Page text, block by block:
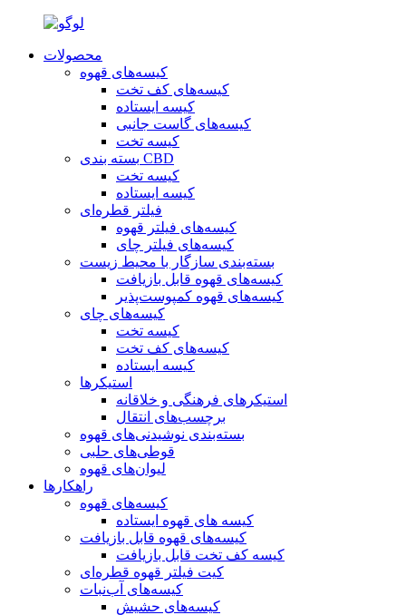
محصولات
کیسه‌های قهوه
کیسه‌های کف تخت
کیسه ایستاده
کیسه‌های گاست جانبی
کیسه تخت
بسته بندی CBD
کیسه تخت
کیسه ایستاده
فیلتر قطره‌ای
کیسه‌های فیلتر قهوه
کیسه‌های فیلتر چای
بسته‌بندی سازگار با محیط زیست
کیسه‌های قهوه قابل بازیافت
کیسه‌های قهوه کمپوست‌پذیر
کیسه‌های چای
کیسه تخت
کیسه‌های کف تخت
کیسه ایستاده
استیکرها
استیکرهای فرهنگی و خلاقانه
برچسب‌های انتقال
بسته‌بندی نوشیدنی‌های قهوه
قوطی‌های حلبی
لیوان‌های قهوه
راهکارها
کیسه‌های قهوه
کیسه های قهوه ایستاده
کیسه‌های قهوه قابل بازیافت
کیسه کف تخت قابل بازیافت
کیت فیلتر قهوه قطره‌ای
کیسه‌های آب‌نبات
کیسه‌های حشیش